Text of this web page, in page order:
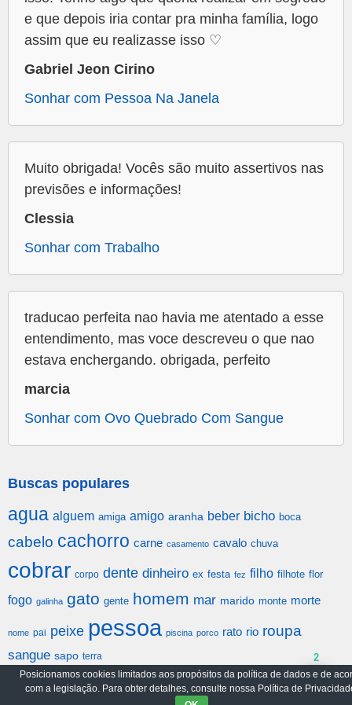
e que depois iria contar pra minha família, logo
assim que eu realizasse isso ♡
Gabriel Jeon Cirino
Sonhar com Pessoa Na Janela
Muito obrigada! Vocês são muito assertivos nas
previsões e informações!
Clessia
Sonhar com Trabalho
traducao perfeita nao havia me atentado a esse
entendimento, mas voce descreveu o que nao
estava enchergando. obrigada, perfeito
marcia
Sonhar com Ovo Quebrado Com Sangue
Buscas populares
agua alguem amiga amigo aranha beber bicho boca
cabelo cachorro carne casamento cavalo chuva
cobrar corpo dente dinheiro ex festa fez filho filhote flor
fogo galinha gato gente homem mar marido monte morte
nome pai peixe pessoa piscina porco rato rio roupa
sangue sapo terra
Arquivo Política de Privacidade
Posicionamos cookies limitados aos propósitos da política de dados e de
com a legislação. Para obter detalhes, consulte nossa Política de
2